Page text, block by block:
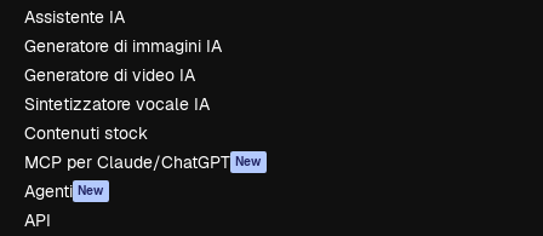
Assistente IA
Generatore di immagini IA
Generatore di video IA
Sintetizzatore vocale IA
Contenuti stock
MCP per Claude/ChatGPT New
Agenti New
API